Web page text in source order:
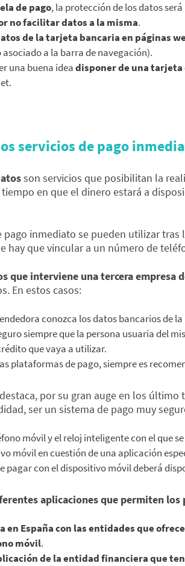
de pago, la protección de los datos
no facilitar datos a la misma.
de la tarjeta bancaria en páginas
a la barra de navegación).
una buena ideadisponer de una
servicios de pago
son servicios que posibilitan la
en que el dinero estará a
inmediato se pueden utilizar
hay que vincular a un número de
que interviene una tercera empresa
En estos casos:
conozca los datos bancarios de
siempre que la persona usuaria del
que vaya a utilizar.
plataformas de pago, siempre es
por su gran auge en los último
ser un sistema de pago muy
móvil y el reloj inteligente con el que
móvil en cuestión de una aplicación
pagar con el dispositivo móvil deberá
aplicaciones que permiten los
en España con las entidades que
móvil.
de la entidad financiera que